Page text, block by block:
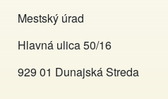
Mestský úrad
Hlavná ulica 50/16
929 01 Dunajská Streda